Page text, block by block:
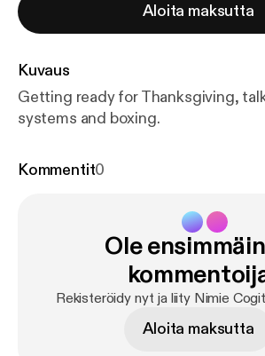
Aloita maksutta
Kuvaus
Getting ready for Thanksgiving,
systems and boxing.
Kommentit0
Ole
Rekisteröidy nyt ja liity Nimie
Aloita maksutta